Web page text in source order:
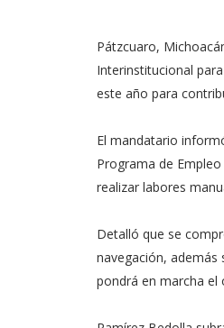
Pátzcuaro,
Interinstitucional
este año para
El mandatario
Programa de
realizar labores
Detalló que se
navegación, además
pondrá en marcha el